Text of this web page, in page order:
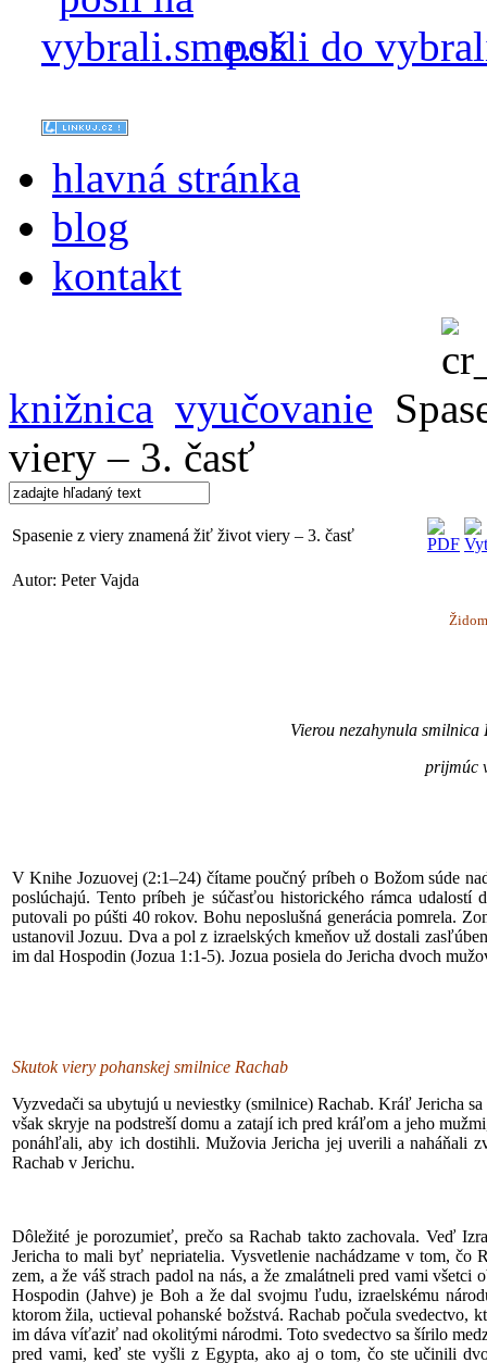
pošli do
hlavná stránka
blog
kontakt
knižnica vyučovanie
viery – 3. časť
Spasenie z viery znamená žiť život viery – 3. časť
Autor: Peter Vajda
Vierou nezahynula
prijmúc
V Knihe Jozuovej (2:1–24) čítame poučný príbeh o Božom súde
poslúchajú. Tento príbeh je súčasťou historického rámca
putovali po púšti 40 rokov. Bohu neposlušná generácia pomrela.
ustanovil Jozuu. Dva a pol z izraelských kmeňov už dostali
im dal Hospodin (Jozua 1:1-5). Jozua posiela do Jericha dvoch
Skutok viery pohanskej smilnice Rachab
Vyzvedači sa ubytujú u neviestky (smilnice) Rachab. Kráľ Jericha
však skryje na podstreší domu a zatají ich pred kráľom a jeho
ponáhľali, aby ich dostihli. Mužovia Jericha jej uverili a naháňali
Rachab v Jerichu.
Dôležité je porozumieť, prečo sa Rachab takto zachovala. Veď
Jericha to mali byť nepriatelia. Vysvetlenie nachádzame v tom,
zem, a že váš strach padol na nás, a že zmalátneli pred vami
Hospodin (Jahve) je Boh a že dal svojmu ľudu, izraelskému
ktorom žila, uctieval pohanské božstvá. Rachab počula
im dáva víťaziť nad okolitými národmi. Toto svedectvo sa šírilo
pred vami, keď ste vyšli z Egypta, ako aj o tom, čo ste učinili